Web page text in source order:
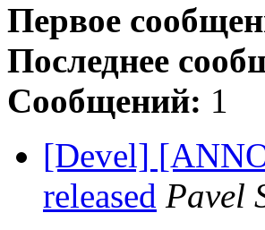
Первое
Последнее
Сообщений: 1
[Devel]
released Pavel